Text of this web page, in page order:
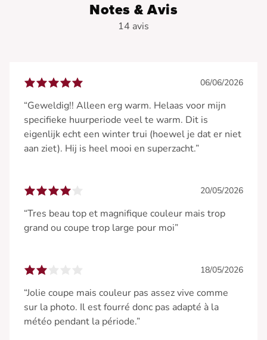
Notes & Avis
14 avis
06/06/2026
“Geweldig!! Alleen erg warm. Helaas voor mijn
specifieke huurperiode veel te warm. Dit is
eigenlijk echt een winter trui (hoewel je dat er niet
aan ziet). Hij is heel mooi en superzacht.”
20/05/2026
“Tres beau top et magnifique couleur mais trop
grand ou coupe trop large pour moi”
18/05/2026
“Jolie coupe mais couleur pas assez vive comme
sur la photo. Il est fourré donc pas adapté à la
météo pendant la période.”